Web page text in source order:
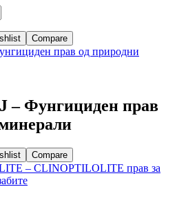
Compare
– Фунгициден прав
Compare